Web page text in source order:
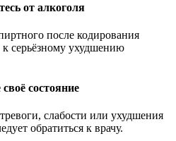
от алкоголя
после кодирования
серьёзному ухудшению
состояние
слабости или ухудшения
обратиться к врачу.